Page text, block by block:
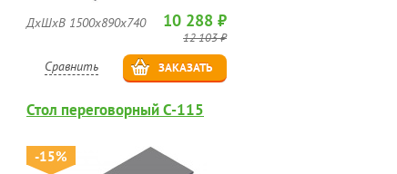
ДхШхВ 1500х890х740 10 288 ₽
12 103 ₽
Сравнить ЗАКАЗАТЬ
Стол переговорный C-115
-15%